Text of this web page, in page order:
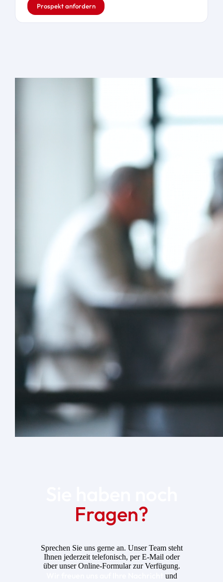
Prospekt anfordern
Fragen?
Sprechen Sie uns gerne an. Unser Team steht
Ihnen jederzeit telefonisch, per E-Mail oder
über unser Online-Formular zur Verfügung.
und